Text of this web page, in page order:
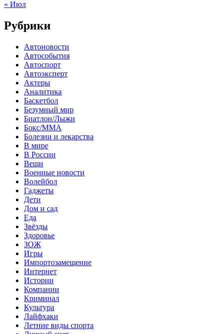
« Июл
Рубрики
Автоновости
Автособытия
Автоспорт
Автоэксперт
Актеры
Аналитика
Баскетбол
Безумный мир
Биатлон/Лыжи
Бокс/MMA
Болезни и лекарства
В мире
В России
Вещи
Военные новости
Волейбол
Гаджеты
Дети
Дом и сад
Еда
Звёзды
Здоровье
ЗОЖ
Игры
Импортозамещение
Интернет
Истории
Компании
Криминал
Культура
Лайфхаки
Летние виды спорта